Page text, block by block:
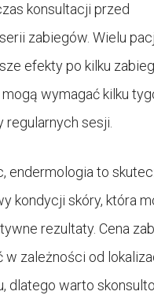
konsultacji przed
zabiegów. Wielu
efekty po kilku
wymagać kilku
regularnych sesji.
endermologia to
kondycji skóry, która
rezultaty. Cena
w zależności od
dlatego warto